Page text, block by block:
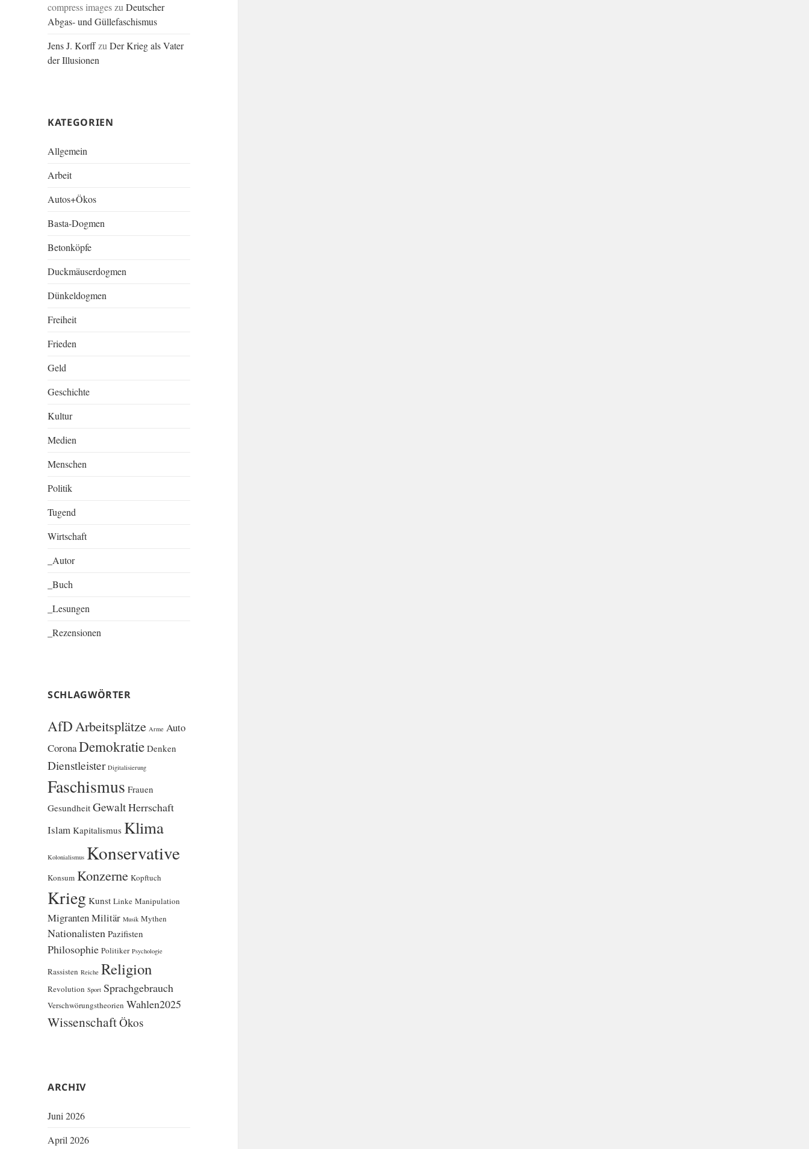
compress imageszuDeutscher
Abgas- und Güllefaschismus
Jens J. KorffzuDer Krieg als Vater
der Illusionen
KATEGORIEN
Allgemein
Arbeit
Autos+Ökos
Basta-Dogmen
Betonköpfe
Duckmäuserdogmen
Dünkeldogmen
Freiheit
Frieden
Geld
Geschichte
Kultur
Medien
Menschen
Politik
Tugend
Wirtschaft
_Autor
_Buch
_Lesungen
_Rezensionen
SCHLAGWÖRTER
AfDArbeitsplätze Arme Auto
CoronaDemokratie Denken
Dienstleister Digitalisierung
Faschismus Frauen
Gesundheit GewaltHerrschaft
Islam Kapitalismus Klima
Kolonialismus Konservative
Konsum Konzerne Kopftuch
Krieg Kunst Linke Manipulation
MigrantenMilitär Musik Mythen
Nationalisten Pazifisten
Philosophie Politiker Psychologie
Rassisten Reiche Religion
Revolution Sport Sprachgebrauch
Verschwörungstheorien Wahlen2025
WissenschaftÖkos
ARCHIV
Juni 2026
April 2026